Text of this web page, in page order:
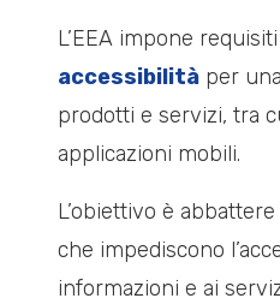
L’EEA impone
accessibilità per
prodotti e servizi, tra
applicazioni mobili.
L’obiettivo è abbattere
che impediscono
informazioni e ai